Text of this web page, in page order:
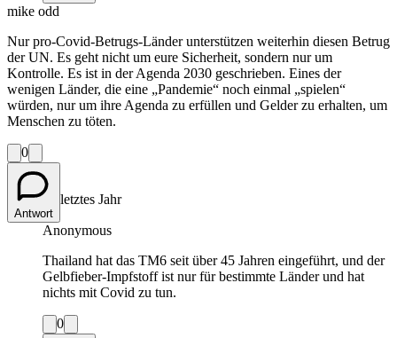
mike odd
Nur pro-Covid-Betrugs-Länder unterstützen weiterhin diesen Betrug
der UN. Es geht nicht um eure Sicherheit, sondern nur um
Kontrolle. Es ist in der Agenda 2030 geschrieben. Eines der
wenigen Länder, die eine „Pandemie“ noch einmal „spielen“
würden, nur um ihre Agenda zu erfüllen und Gelder zu erhalten, um
Menschen zu töten.
0
Antwort
letztes Jahr
Anonymous
Thailand hat das TM6 seit über 45 Jahren eingeführt, und der
Gelbfieber-Impfstoff ist nur für bestimmte Länder und hat
nichts mit Covid zu tun.
0